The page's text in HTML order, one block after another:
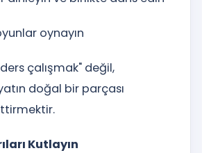
oynayın
çalışmak" değil,
doğal bir parçası
Kutlayın